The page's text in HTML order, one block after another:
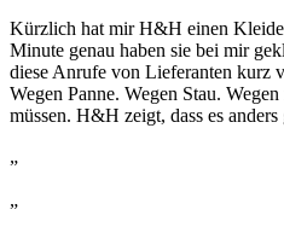
Kürzlich hat mir H&H einen
Minute genau haben sie bei mir
diese Anrufe von Lieferanten kurz
Wegen Panne. Wegen Stau.
müssen. H&H zeigt, dass es anders
„
„